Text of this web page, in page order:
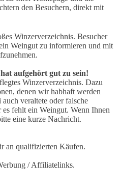
den Besuchern, direkt mit
Winzerverzeichnis. Besucher
Weingut zu informieren und mit
aufgehört gut zu sein!
Winzerverzeichnis. Dazu
denen wir habhaft werden
veraltete oder falsche
fehlt ein Weingut. Wenn Ihnen
eine kurze Nachricht.
an qualifizierten Käufen.
/ Affiliatelinks.